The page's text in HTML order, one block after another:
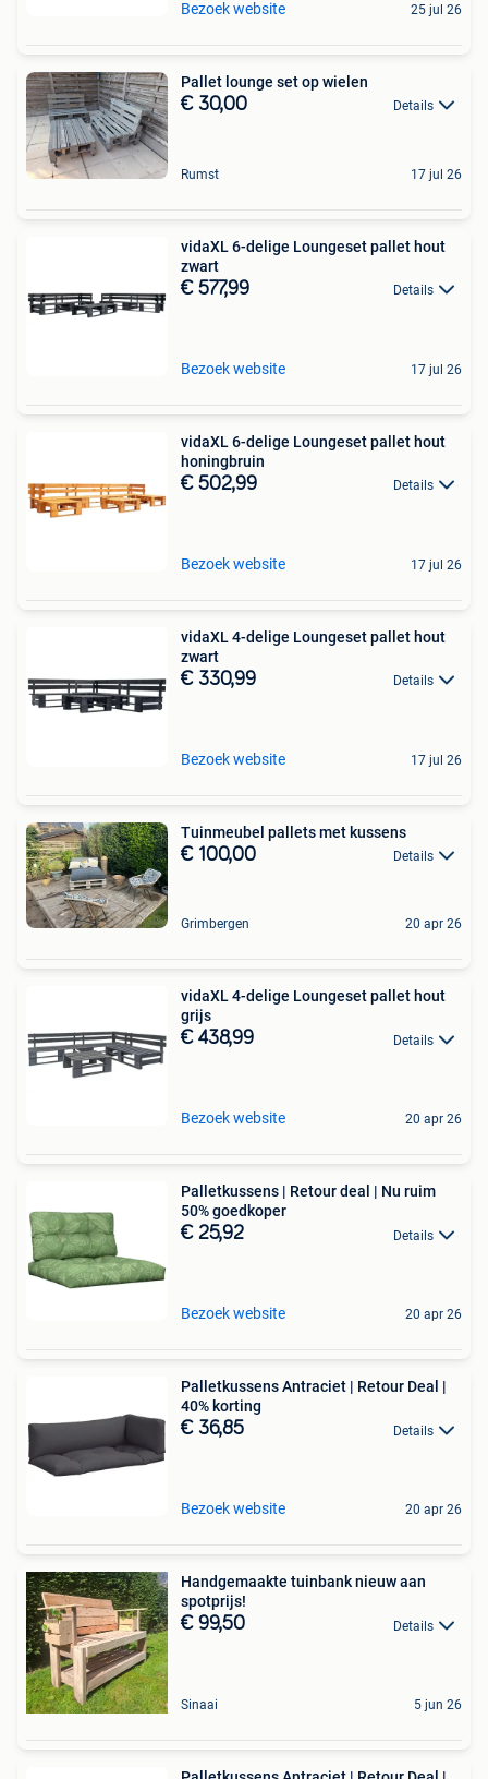
Bezoek website 25 jul 26
Pallet lounge set op wielen
€ 30,00 Details
Rumst 17 jul 26
vidaXL 6-delige Loungeset pallet hout
zwart
€ 577,99 Details
Bezoek website 17 jul 26
vidaXL 6-delige Loungeset pallet hout
honingbruin
€ 502,99 Details
Bezoek website 17 jul 26
vidaXL 4-delige Loungeset pallet hout
zwart
€ 330,99 Details
Bezoek website 17 jul 26
Tuinmeubel pallets met kussens
€ 100,00 Details
Grimbergen 20 apr 26
vidaXL 4-delige Loungeset pallet hout
grijs
€ 438,99 Details
Bezoek website 20 apr 26
Palletkussens | Retour deal | Nu ruim
50% goedkoper
€ 25,92 Details
Bezoek website 20 apr 26
Palletkussens Antraciet | Retour Deal |
40% korting
€ 36,85 Details
Bezoek website 20 apr 26
Handgemaakte tuinbank nieuw aan
spotprijs!
€ 99,50 Details
Sinaai 5 jun 26